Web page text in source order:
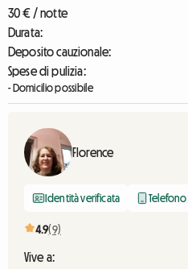
30 € / notte
Durata:
Deposito cauzionale:
Spese di pulizia:
- Domicilio possibile
Florence
Identità verificata
4.9(9)
Vive a: